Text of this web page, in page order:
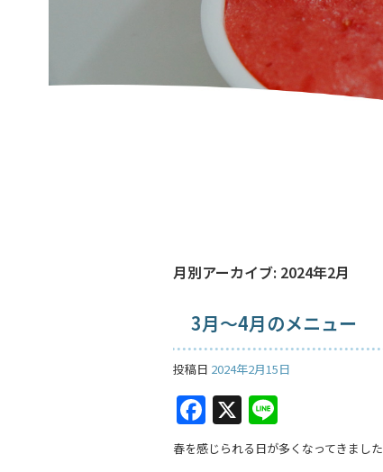
月別アーカイブ: 2024年2月
3月～4月のメニュー
投稿日 2024年2月15日
F
a
X
n
春を感じられる日が多くなってきました